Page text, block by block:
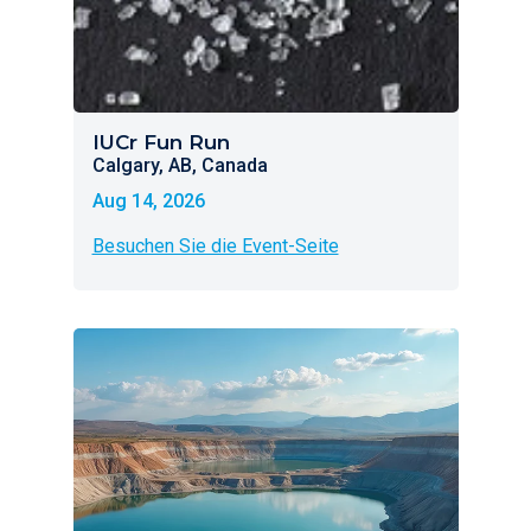
IUCr Fun Run
Calgary, AB, Canada
Aug 14, 2026
Besuchen Sie die Event-Seite